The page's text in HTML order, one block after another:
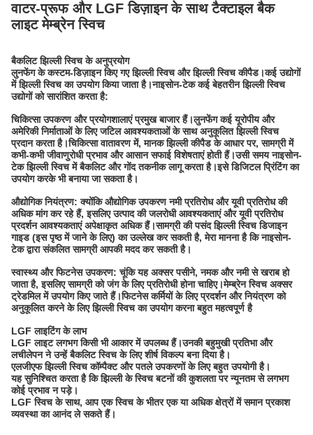
वाटर-प्रूफ और LGF डिज़ाइन के साथ टैक्टाइल बैक
लाइट मेम्ब्रेन स्विच
बैकलिट झिल्ली स्विच के अनुप्रयोग
लुनफेंग के कस्टम-डिज़ाइन किए गए झिल्ली स्विच और झिल्ली स्विच कीपैड।कई उद्योगों
में झिल्ली स्विच का उपयोग किया जाता है।नाइसोन-टेक कई बेहतरीन झिल्ली स्विच
उद्योगों को सारांशित करता है:
चिकित्सा उपकरण और प्रयोगशालाएं प्रमुख बाजार हैं।लुनफेंग कई यूरोपीय और
अमेरिकी निर्माताओं के लिए जटिल आवश्यकताओं के साथ अनुकूलित झिल्ली स्विच
प्रदान करता है।चिकित्सा वातावरण में, मानक झिल्ली कीपैड के आधार पर, सामग्री में
कभी-कभी जीवाणुरोधी प्रभाव और आसान सफाई विशेषताएं होती हैं।उसी समय नाइसोन-
टेक झिल्ली स्विच में बैकलिट और गोंद तकनीक लागू करता है।इसे डिजिटल प्रिंटिंग का
उपयोग करके भी बनाया जा सकता है।
औद्योगिक नियंत्रण: क्योंकि औद्योगिक उपकरण नमी प्रतिरोध और यूवी प्रतिरोध की
अधिक मांग कर रहे हैं, इसलिए उत्पाद की जलरोधी आवश्यकताएं और यूवी प्रतिरोध
प्रदर्शन आवश्यकताएं अपेक्षाकृत अधिक हैं।सामग्री की पसंद झिल्ली स्विच डिजाइन
गाइड (इस पृष्ठ में जाने के लिए) का उल्लेख कर सकती है, मेरा मानना ​​​​है कि नाइसोन-
टेक द्वारा संकलित सामग्री आपकी मदद कर सकती है।
स्वास्थ्य और फिटनेस उपकरण: चूंकि यह अक्सर पसीने, नमक और नमी से खराब हो
जाता है, इसलिए सामग्री को जंग के लिए प्रतिरोधी होना चाहिए।मेम्ब्रेन स्विच अक्सर
ट्रेडमिल में उपयोग किए जाते हैं।फिटनेस कर्मियों के लिए प्रदर्शन और नियंत्रण को
अनुकूलित करने के लिए झिल्ली स्विच का उपयोग करना बहुत महत्वपूर्ण है
LGF लाइटिंग के लाभ
LGF लाइट लगभग किसी भी आकार में उपलब्ध हैं।उनकी बहुमुखी प्रतिभा और
लचीलेपन ने उन्हें बैकलिट स्विच के लिए शीर्ष विकल्प बना दिया है।
एलजीएफ झिल्ली स्विच कॉम्पैक्ट और पतले उपकरणों के लिए बहुत उपयोगी है।
यह सुनिश्चित करता है कि झिल्ली के स्विच बटनों की कुशलता पर न्यूनतम से लगभग
कोई प्रभाव न पड़े।
LGF स्विच के साथ, आप एक स्विच के भीतर एक या अधिक क्षेत्रों में समान प्रकाश
व्यवस्था का आनंद ले सकते हैं।